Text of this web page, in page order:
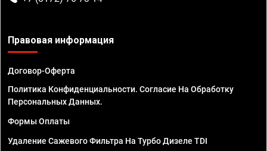
Правовая информация
Договор-Оферта
Политика Конфиденциальности. Согласие На Обработку
Персональных Данных.
Формы Оплаты
Удаление Сажевого Фильтра На Турбо Дизеле TDI